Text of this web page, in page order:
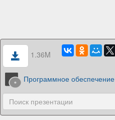
1.36M
Программное обеспечение